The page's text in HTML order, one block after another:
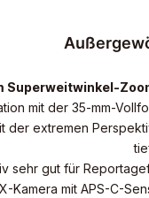
Superweitwinkel-
mit der 35-mm-
der extremen
sehr gut für
Kamera mit APS-C-